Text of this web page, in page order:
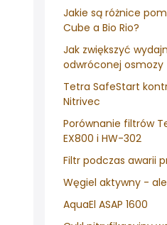
Jakie są różnice
Cube a Bio Rio?
Jak zwiększyć
odwróconej osmozy
Tetra SafeStart
Nitrivec
Porównanie filtrów
EX800 i HW-302
Filtr podczas awarii
Węgiel aktywny -
AquaEl ASAP 1600